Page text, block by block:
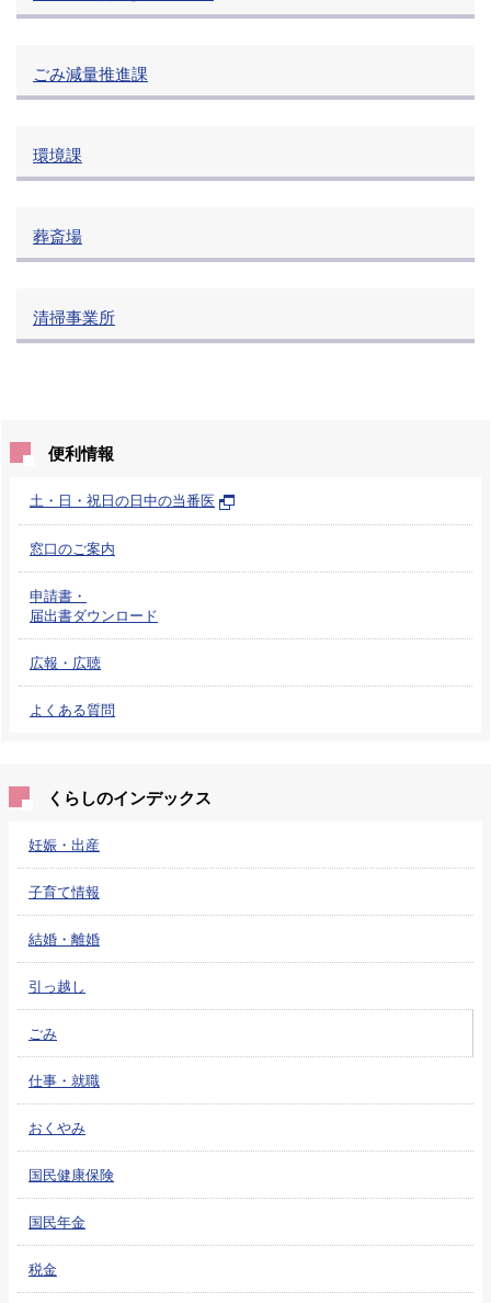
ごみ減量推進課
環境課
葬斎場
清掃事業所
便利情報
土・日・祝日の日中の当番医
窓口のご案内
申請書・
届出書ダウンロード
広報・広聴
よくある質問
くらしのインデックス
妊娠・出産
子育て情報
結婚・離婚
引っ越し
ごみ
仕事・就職
おくやみ
国民健康保険
国民年金
税金